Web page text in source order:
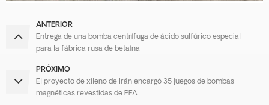
ANTERIOR
Entrega de una bomba centrífuga de ácido sulfúrico especial
para la fábrica rusa de betaína
PRÓXIMO
El proyecto de xileno de Irán encargó 35 juegos de bombas
magnéticas revestidas de PFA.